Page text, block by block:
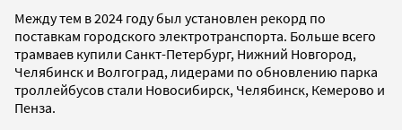
Между тем в 2024 году был установлен рекорд по
поставкам городского электротранспорта. Больше всего
трамваев купили Санкт-Петербург, Нижний Новгород,
Челябинск и Волгоград, лидерами по обновлению парка
троллейбусов стали Новосибирск, Челябинск, Кемерово и
Пенза.